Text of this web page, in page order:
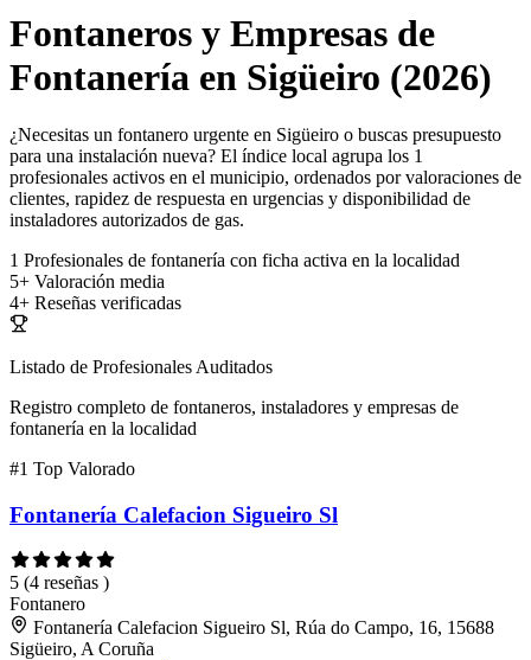
Fontaneros y Empresas de
Fontanería en Sigüeiro (2026)
¿Necesitas un fontanero urgente en Sigüeiro o buscas presupuesto
para una instalación nueva? El índice local agrupa los 1
profesionales activos en el municipio, ordenados por valoraciones de
clientes, rapidez de respuesta en urgencias y disponibilidad de
instaladores autorizados de gas.
1 Profesionales de fontanería con ficha activa en la localidad
5+ Valoración media
4+ Reseñas verificadas
Listado de Profesionales Auditados
Registro completo de fontaneros, instaladores y empresas de
fontanería en la localidad
#1 Top Valorado
Fontanería Calefacion Sigueiro Sl
5 (4 reseñas )
Fontanero
Fontanería Calefacion Sigueiro Sl, Rúa do Campo, 16, 15688
Sigüeiro, A Coruña